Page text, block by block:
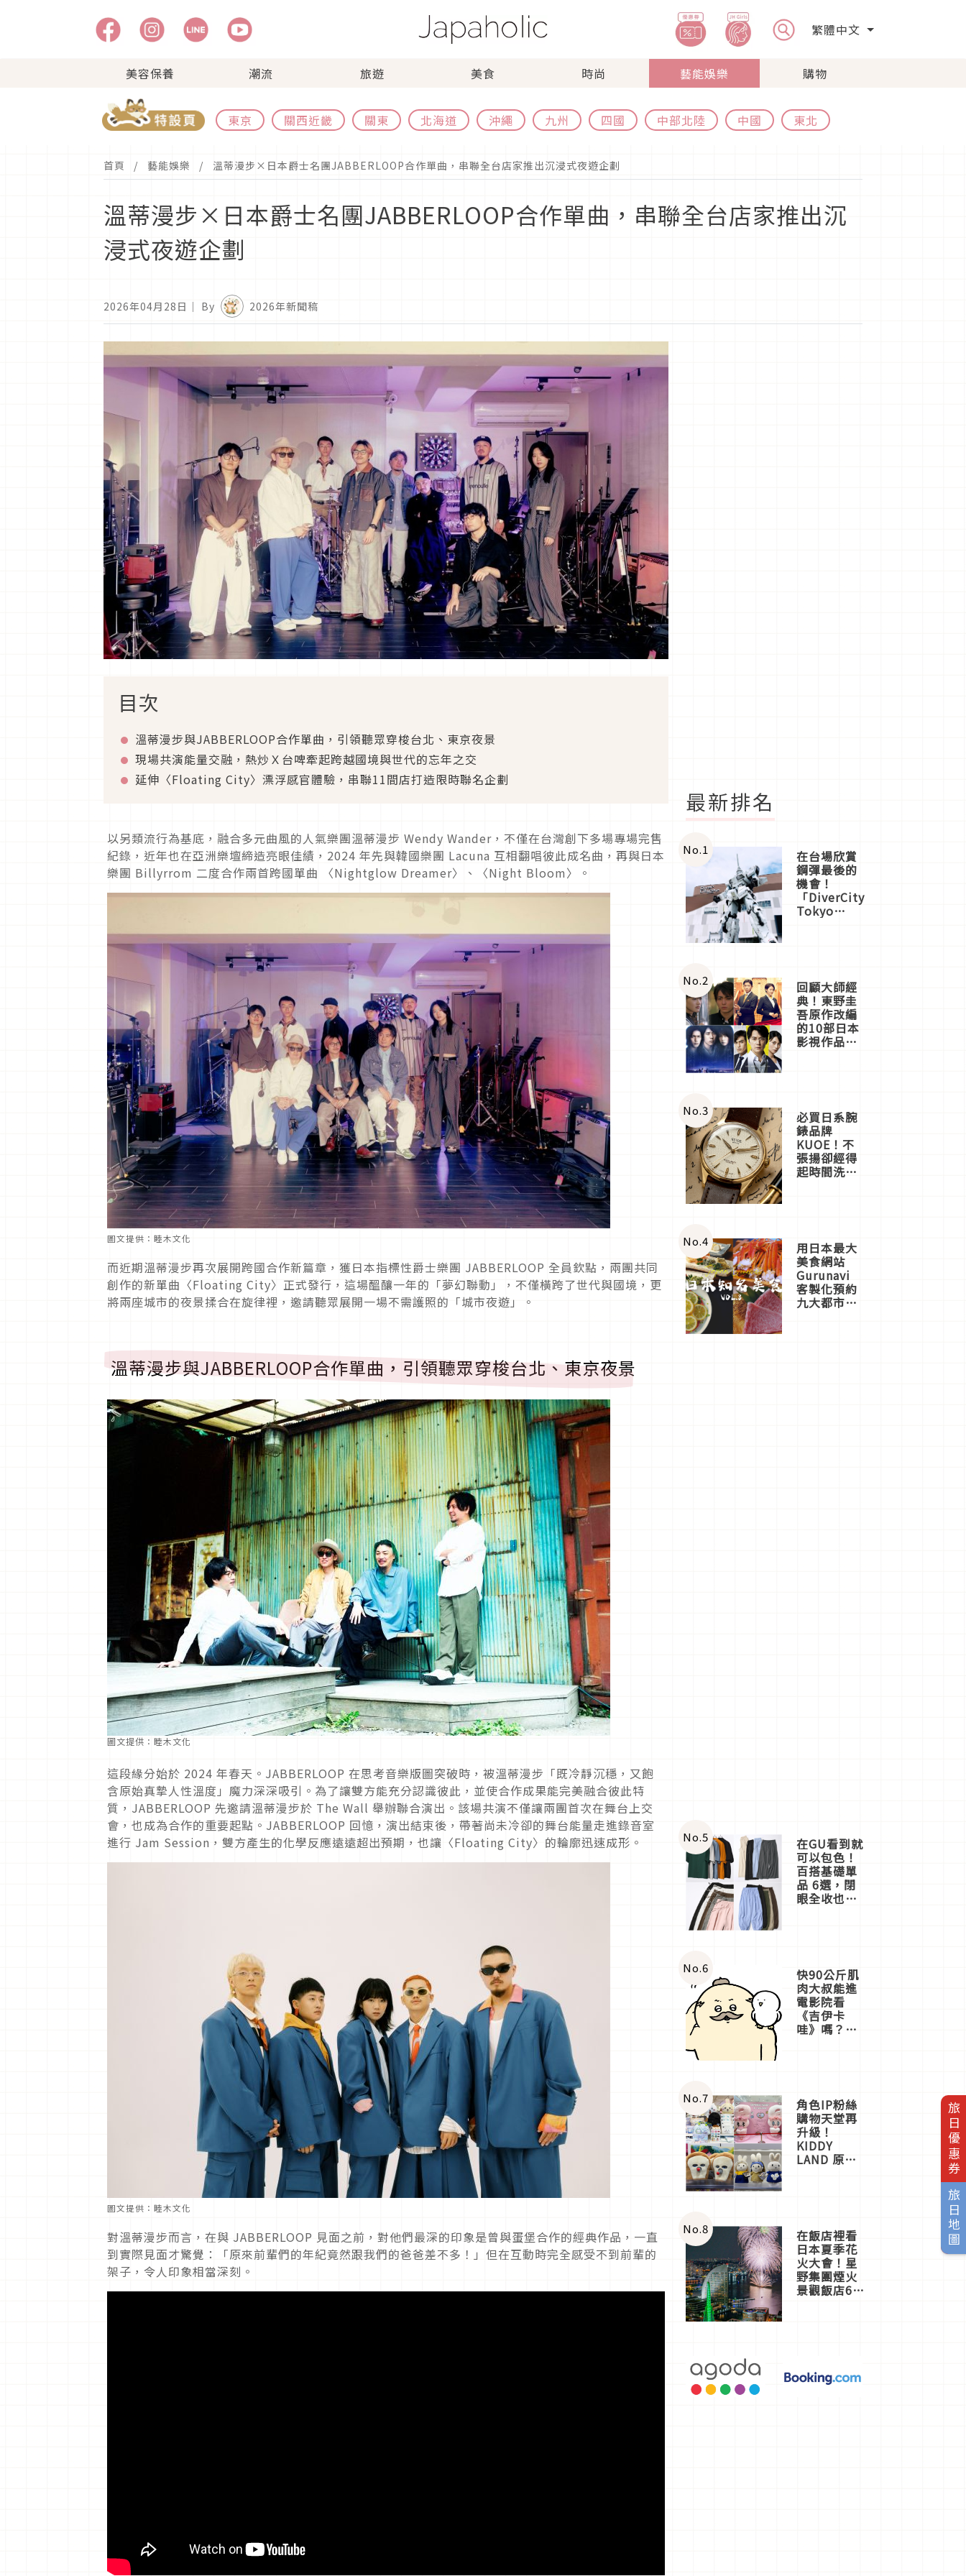
繁體中文
美容保養 潮流 旅遊 美食 時尚 藝能娛樂 購物
東京 關西近畿 關東 北海道 沖繩 九州 四國 中部北陸 中國 東北
旅日優惠券
旅日地圖
首頁 藝能娛樂 溫蒂漫步×日本爵士名團JABBERLOOP合作單曲，串聯全台店家推出沉浸式夜遊企劃
溫蒂漫步×日本爵士名團JABBERLOOP合作單曲，串聯全台店家推出沉
浸式夜遊企劃
2026年04月28日 ｜ By 2026年新聞稿
目次
溫蒂漫步與JABBERLOOP合作單曲，引領聽眾穿梭台北、東京夜景
現場共演能量交融，熱炒Ｘ台啤牽起跨越國境與世代的忘年之交
延伸〈Floating City〉漂浮感官體驗，串聯11間店打造限時聯名企劃
以另類流行為基底，融合多元曲風的人氣樂團溫蒂漫步 Wendy Wander，不僅在台灣創下多場專場完售
紀錄，近年也在亞洲樂壇締造亮眼佳績，2024 年先與韓國樂團 Lacuna 互相翻唱彼此成名曲，再與日本
樂團 Billyrrom 二度合作兩首跨國單曲 〈Nightglow Dreamer〉、〈Night Bloom〉。
圖文提供：睦木文化
而近期溫蒂漫步再次展開跨國合作新篇章，獲日本指標性爵士樂團 JABBERLOOP 全員欽點，兩團共同
創作的新單曲〈Floating City〉正式發行，這場醞釀一年的「夢幻聯動」，不僅橫跨了世代與國境，更
將兩座城市的夜景揉合在旋律裡，邀請聽眾展開一場不需護照的「城市夜遊」。
溫蒂漫步與JABBERLOOP合作單曲，引領聽眾穿梭台北、東京夜景
圖文提供：睦木文化
這段緣分始於 2024 年春天。JABBERLOOP 在思考音樂版圖突破時，被溫蒂漫步「既冷靜沉穩，又飽
含原始真摯人性溫度」魔力深深吸引。為了讓雙方能充分認識彼此，並使合作成果能完美融合彼此特
質，JABBERLOOP 先邀請溫蒂漫步於 The Wall 舉辦聯合演出。該場共演不僅讓兩團首次在舞台上交
會，也成為合作的重要起點。JABBERLOOP 回憶，演出結束後，帶著尚未冷卻的舞台能量走進錄音室
進行 Jam Session，雙方產生的化學反應遠遠超出預期，也讓〈Floating City〉的輪廓迅速成形。
圖文提供：睦木文化
對溫蒂漫步而言，在與 JABBERLOOP 見面之前，對他們最深的印象是曾與蛋堡合作的經典作品，一直
到實際見面才驚覺：「原來前輩們的年紀竟然跟我們的爸爸差不多！」但在互動時完全感受不到前輩的
架子，令人印象相當深刻。
最新排名
No.1 在台場欣賞
鋼彈最後的
機會！
「DiverCity
Tokyo
體驗
No.2 回顧大師經
典！東野圭
吾原作改編
的10部日本
影視作品推
No.3 必買日系腕
錶品牌
KUOE！不
張揚卻經得
起時間洗鍊
No.4 用日本最大
美食網站
Gurunavi
客製化預約
九大都市餐
No.5 在GU看到就
可以包色！
百搭基礎單
品 6選，閉
眼全收也不
No.6 快90公斤肌
肉大叔能進
電影院看
《吉伊卡
哇》嗎？日
一同給出了
答案
No.7 角色IP粉絲
購物天堂再
升級！
KIDDY
LAND 原宿
店3分即達
No.8 在飯店裡看
日本夏季花
火大會！星
野集團煙火
景觀飯店6